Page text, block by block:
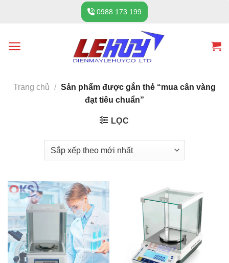
0988 173 199
Trang chủ / Sản phẩm được gắn thẻ “mua cân vàng
đạt tiêu chuẩn”
LỌC